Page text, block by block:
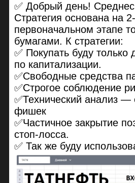
✅ Добрый день!
Стратегия основана на
первоначальном этапе
бумагами. К стратегии:
✅ Покупать буду
по капитализации.
✅Свободные средства
✅Строгое соблюдение
✅Технический анализ
фишек
✅Частичное закрытие
стоп-лосса.
✅ Так же буду